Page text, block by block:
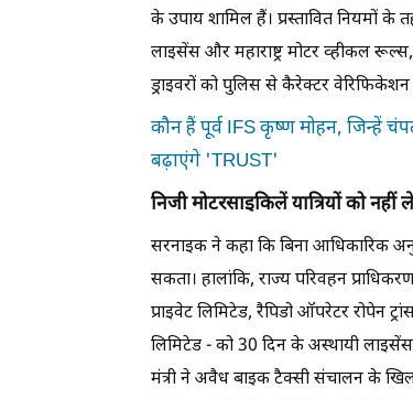
के उपाय शामिल हैं। प्रस्तावित नियमों के
लाइसेंस और महाराष्ट्र मोटर व्हीकल
ड्राइवरों को पुलिस से कैरेक्टर वेरिफिकेशन
कौन हैं पूर्व IFS कृष्ण मोहन, जिन्हें
बढ़ाएंगे 'TRUST'
निजी मोटरसाइकिलें यात्रियों को
सरनाइक ने कहा कि बिना आधिकारिक
सकता। हालांकि, राज्य परिवहन
प्राइवेट लिमिटेड, रैपिडो ऑपरेटर रोपेन
लिमिटेड - को 30 दिन के अस्थायी
मंत्री ने अवैध बाइक टैक्सी संचालन के